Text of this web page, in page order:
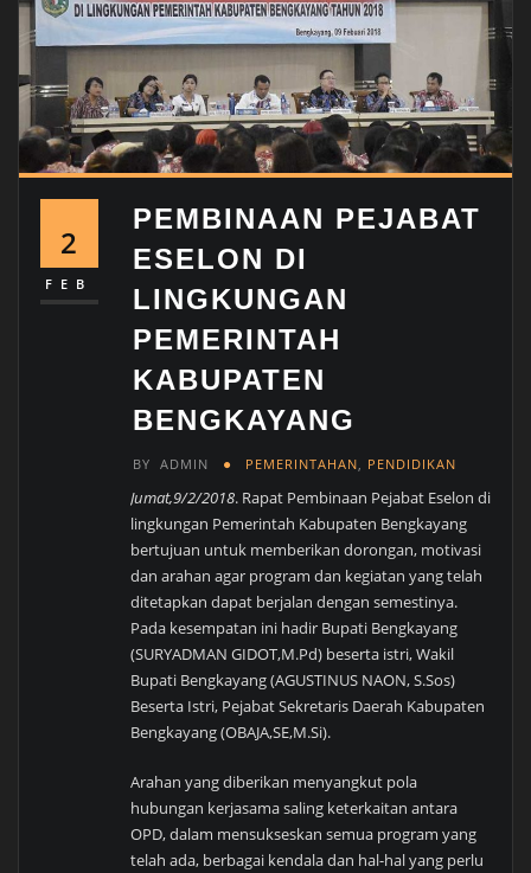
2
FEB
PEMBINAAN PEJABAT
ESELON DI
LINGKUNGAN
PEMERINTAH
KABUPATEN
BENGKAYANG
BY ADMIN PEMERINTAHAN, PENDIDIKAN
Jumat,9/2/2018. Rapat Pembinaan Pejabat Eselon di
lingkungan Pemerintah Kabupaten Bengkayang
bertujuan untuk memberikan dorongan, motivasi
dan arahan agar program dan kegiatan yang telah
ditetapkan dapat berjalan dengan semestinya.
Pada kesempatan ini hadir Bupati Bengkayang
(SURYADMAN GIDOT,M.Pd) beserta istri, Wakil
Bupati Bengkayang (AGUSTINUS NAON, S.Sos)
Beserta Istri, Pejabat Sekretaris Daerah Kabupaten
Bengkayang (OBAJA,SE,M.Si).
Arahan yang diberikan menyangkut pola
hubungan kerjasama saling keterkaitan antara
OPD, dalam mensukseskan semua program yang
telah ada, berbagai kendala dan hal-hal yang perlu